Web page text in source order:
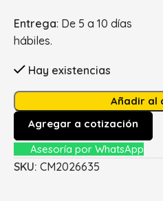
Entrega: De 5 a 10 días
hábiles.
Hay existencias
Añadir al
Agregar a cotización
Asesoría por WhatsApp
SKU: CM2026635